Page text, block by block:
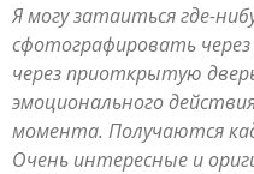
Я могу затаиться где-
сфотографировать
через приоткрытую
эмоционального
момента. Получаются
Очень интересные и